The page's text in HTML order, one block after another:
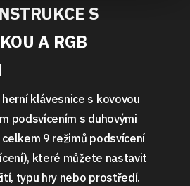
S
A RGB
herní klávesnice s kovovou
podsvícením s duhovými
9 režimů podsvícení
které můžete nastavit
typu hry nebo prostředí.